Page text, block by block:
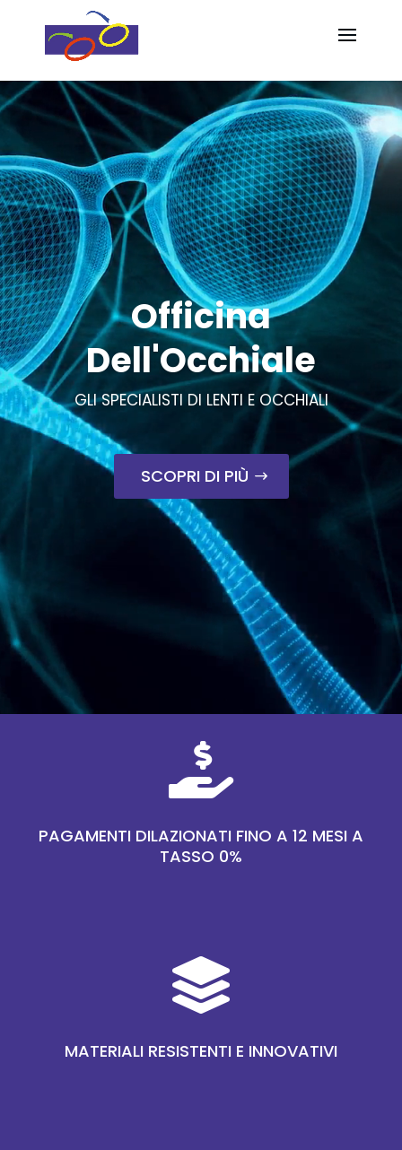
Officina
Dell'Occhiale
GLI SPECIALISTI DI LENTI E OCCHIALI
SCOPRI DI PIÙ

PAGAMENTI DILAZIONATI FINO A 12 MESI A
TASSO 0%

MATERIALI RESISTENTI E INNOVATIVI